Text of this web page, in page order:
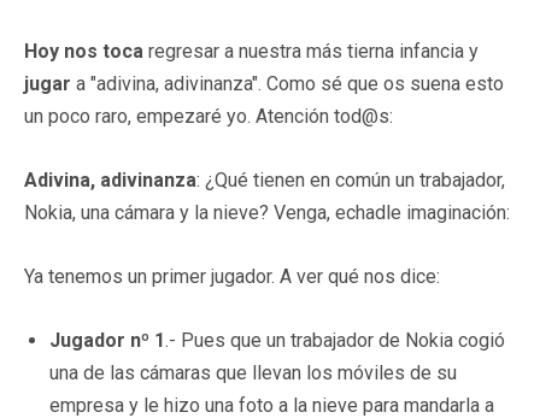
Hoy nos toca regresar a nuestra más tierna infancia y
jugar a "adivina, adivinanza". Como sé que os suena esto
un poco raro, empezaré yo. Atención tod@s:
Adivina, adivinanza: ¿Qué tienen en común un trabajador,
Nokia, una cámara y la nieve? Venga, echadle imaginación:
Ya tenemos un primer jugador. A ver qué nos dice:
Jugador nº 1.- Pues que un trabajador de Nokia cogió
una de las cámaras que llevan los móviles de su
empresa y le hizo una foto a la nieve para mandarla a